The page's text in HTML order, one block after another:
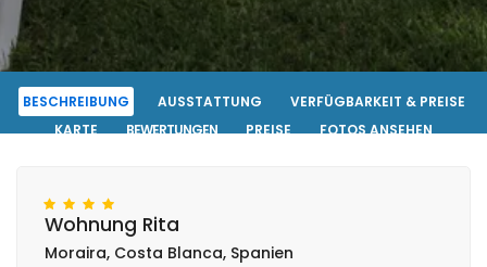
BESCHREIBUNG AUSSTATTUNG
VERFÜGBARKEIT & PREISE
KARTE
BEWERTUNGEN PREISE
FOTOS ANSEHEN
Wohnung Rita
Moraira, Costa Blanca, Spanien